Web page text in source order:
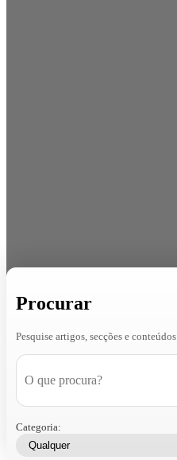
Procurar
Pesquise artigos, secções e conteúdos
Categoria: